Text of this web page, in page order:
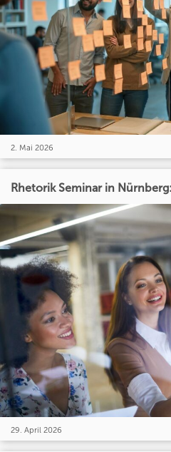
2. Mai 2026
Rhetorik Seminar in
29. April 2026